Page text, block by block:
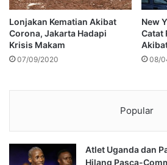
Lonjakan Kematian Akibat
Corona, Jakarta Hadapi
Krisis Makam
07/09/2020
New
Catat
08/
Popular
Atlet Uganda dan
Hilang Pasca-